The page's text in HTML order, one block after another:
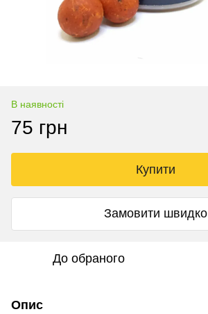
В наявності
75 грн
Купити
Замовити швидко
До обраного
Опис